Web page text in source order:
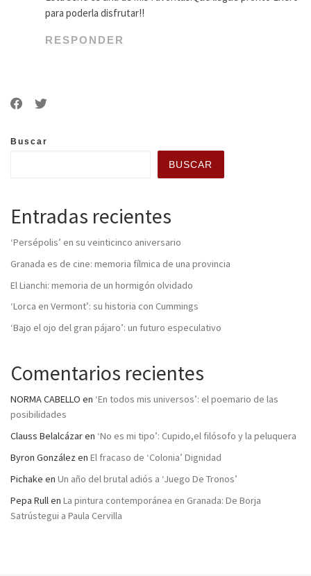
para poderla disfrutar!!
RESPONDER
Buscar
BUSCAR
Entradas recientes
‘Persépolis’ en su veinticinco aniversario
Granada es de cine: memoria fílmica de una provincia
El Lianchi: memoria de un hormigón olvidado
‘Lorca en Vermont’: su historia con Cummings
‘Bajo el ojo del gran pájaro’: un futuro especulativo
Comentarios recientes
NORMA CABELLO en ‘En todos mis universos’: el poemario de las
posibilidades
Clauss Belalcázaren ‘No es mi tipo’: Cupido,el filósofo y la peluquera
Byron González en El fracaso de ‘Colonia’ Dignidad
Pichake en Un año del brutal adiós a ‘Juego De Tronos’
Pepa Rullen La pintura contemporánea en Granada: De Borja
Satrústegui a Paula Cervilla